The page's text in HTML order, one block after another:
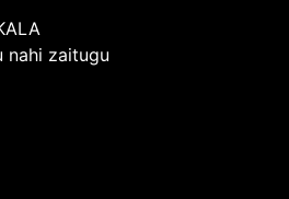
nahi zaitugu